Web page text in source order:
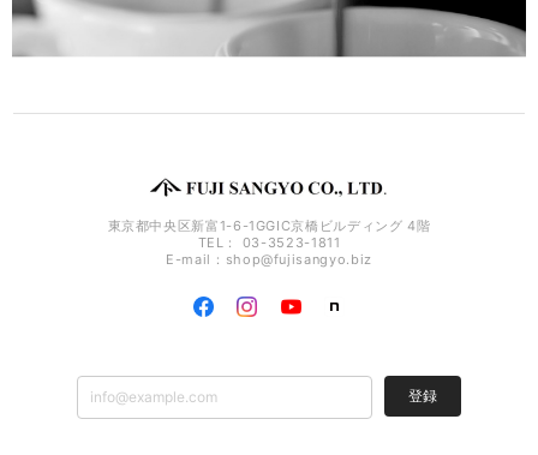
東京都中央区新富1-6-1GGIC京橋ビルディング 4階
TEL： 03-3523-1811
E-mail： shop@fujisangyo.biz
登録